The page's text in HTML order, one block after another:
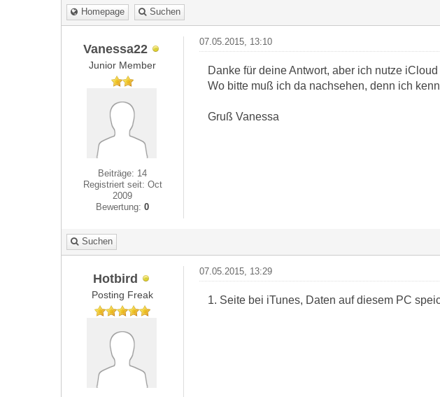
Homepage Suchen
Vanessa22
Junior Member
Beiträge: 14
Registriert seit: Oct
2009
Bewertung:0
07.05.2015, 13:10
Danke für deine Antwort, aber ich nutze
Wo bitte muß ich da nachsehen, denn ich
Gruß Vanessa
Suchen
Hotbird
Posting Freak
07.05.2015, 13:29
1. Seite bei iTunes, Daten auf diesem PC